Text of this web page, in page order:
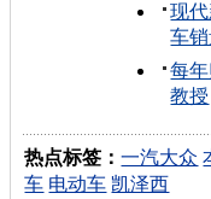
现
车
每
教授
热点标签：一汽大众
车 电动车 凯泽西